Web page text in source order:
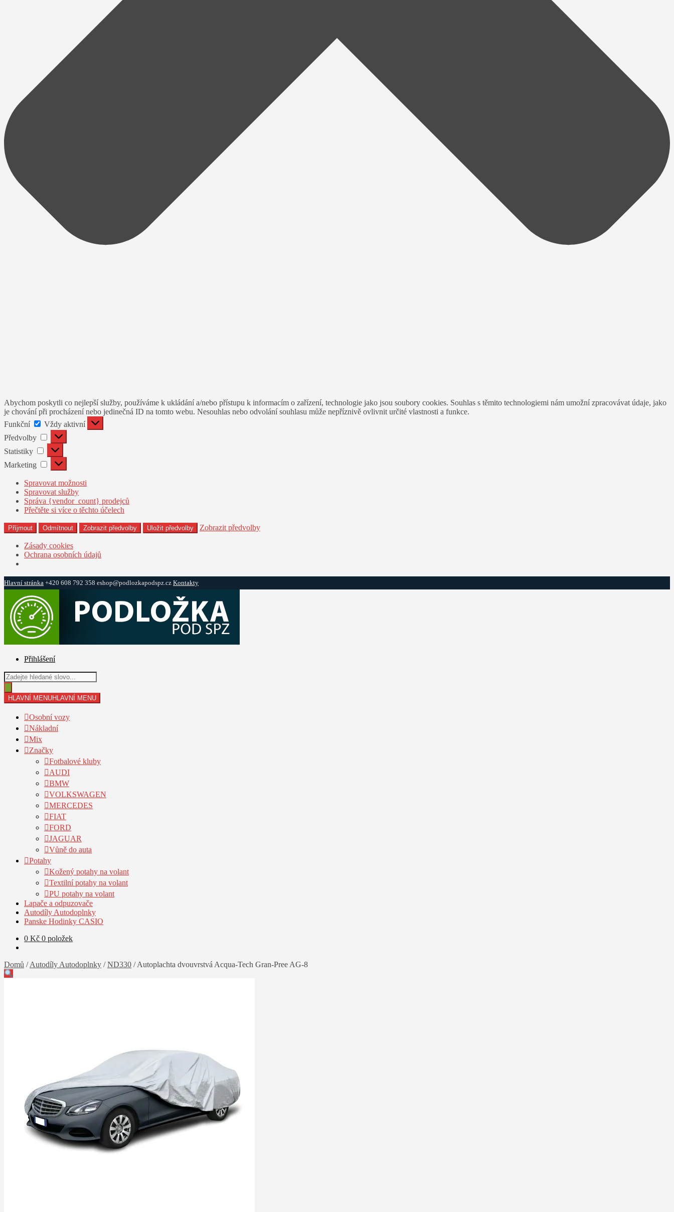
Abychom poskytli co nejlepší služby, používáme k ukládání a/nebo přístupu k informacím o zařízení, technologie jako jsou soubory cookies. Souhlas s těmito technologiemi nám umožní zpracovávat údaje, jako
je chování při procházení nebo jedinečná ID na tomto webu. Nesouhlas nebo odvolání souhlasu může nepříznivě ovlivnit určité vlastnosti a funkce.
Funkční
Funkční
Vždy aktivní
Předvolby
Předvolby
Statistiky Statistiky
Marketing Marketing
Spravovat možnosti
Spravovat služby
Správa {vendor_count} prodejců
Přečtěte si více o těchto účelech
Příjmout Odmítnout Zobrazit předvolby Uložit předvolby Zobrazit předvolby
Zásady cookies
Ochrana osobních údajů
Hlavní stránka +420 608 792 358 eshop@podlozkapodspz.cz Kontakty
navigaci
obsahu
webu
Přihlášení
Products
search
HLAVNÍ MENUHLAVNÍ MENU
Osobní vozy
Nákladní
Mix
Značky
Fotbalové kluby
AUDI
BMW
VOLKSWAGEN
MERCEDES
FIAT
FORD
JAGUAR
Vůně do auta
Potahy
Kožený potahy na volant
Textilní potahy na volant
PU potahy na volant
Lapače a odpuzovače
Autodíly Autodoplnky
Panske Hodinky CASIO
0 Kč 0 položek
Domů /Autodíly Autodoplnky /ND330 /Autoplachta dvouvrstvá Acqua-Tech Gran-Pree AG-8